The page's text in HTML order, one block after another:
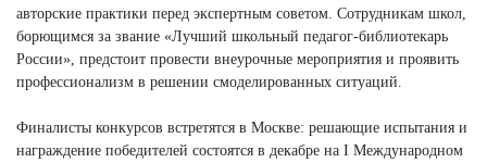
авторские практики перед экспертным советом. Сотрудникам школ,
борющимся за звание «Лучший школьный педагог-библиотекарь
России», предстоит провести внеурочные мероприятия и проявить
профессионализм в решении смоделированных ситуаций.
Финалисты конкурсов встретятся в Москве: решающие испытания и
награждение победителей состоятся в декабре на I Международном